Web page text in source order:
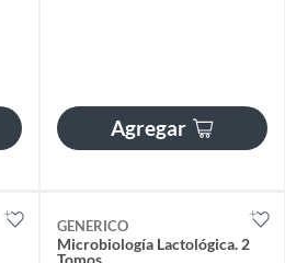
Agregar
GENERICO
Microbiología Lactológica. 2
Tomos